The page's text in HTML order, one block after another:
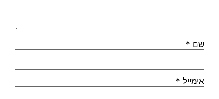
שם *
אימייל *